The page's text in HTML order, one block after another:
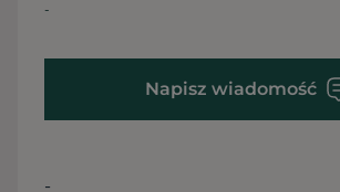
-
Napisz wiadomość
-